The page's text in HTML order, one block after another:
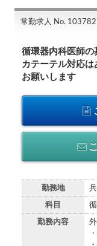
常勤求人 No.
循環器内科医師の
カテーテル対応は
お願いします
勤務地
科目
勤務内容